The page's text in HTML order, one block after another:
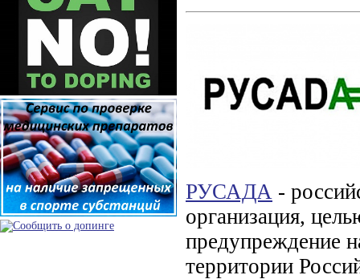
РУСАДА -
организация,
предупреждение
территории